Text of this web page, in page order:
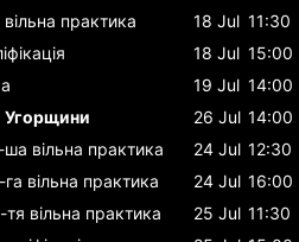
практика 18 Jul 11:30
18 Jul 15:00
19 Jul 14:00
Угорщини
26 Jul 14:00
ша вільна практика 24 Jul 12:30
га вільна практика 24 Jul 16:00
тя вільна практика 25 Jul 11:30